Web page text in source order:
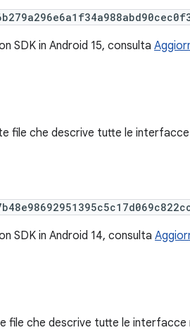
SDK in Android 15, consulta
file che descrive tutte le interfacce
SDK in Android 14, consulta
file che descrive tutte le interfacce